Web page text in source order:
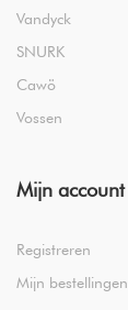
Vandyck
SNURK
Cawö
Vossen
Mijn account
Registreren
Mijn bestellingen